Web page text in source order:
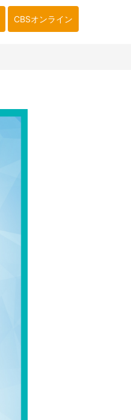
CBSオンライン